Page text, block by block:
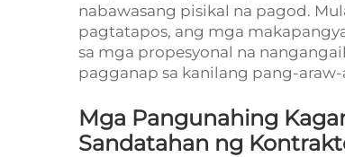
nabawasang pisikal na pagod.
pagtatapos, ang mga
sa mga propesyonal na
pagganap sa kanilang pang-araw-
Mga Pangunahing
Sandatahan ng